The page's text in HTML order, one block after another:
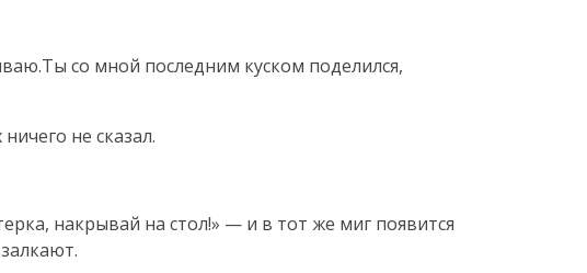
со мной последним куском поделился,
не сказал.
накрывай на стол!» — и в тот же миг появится